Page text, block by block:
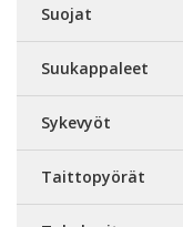
Suojat
Suukappaleet
Sykevyöt
Taittopyörät